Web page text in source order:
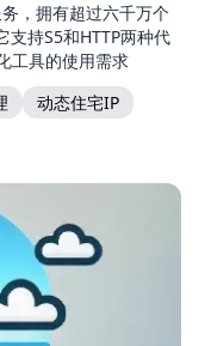
，拥有超过六千万个
支持S5和HTTP两种代
工具的使用需求
动态住宅IP